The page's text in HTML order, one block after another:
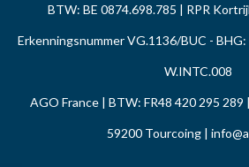
BTW: BE 0874.698.785 | RPR
Erkenningsnummer VG.1136/BUC -
W.INTC.008
AGO France | BTW: FR48 420 295 289
59200 Tourcoing |